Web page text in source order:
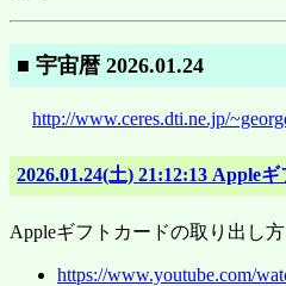
■ 宇宙暦 2026.01.24
http://www.ceres.dti.ne.jp/
2026.01.24(土) 21:12:13 Apple
Appleギフトカードの取り出し方
https://www.youtube.com/